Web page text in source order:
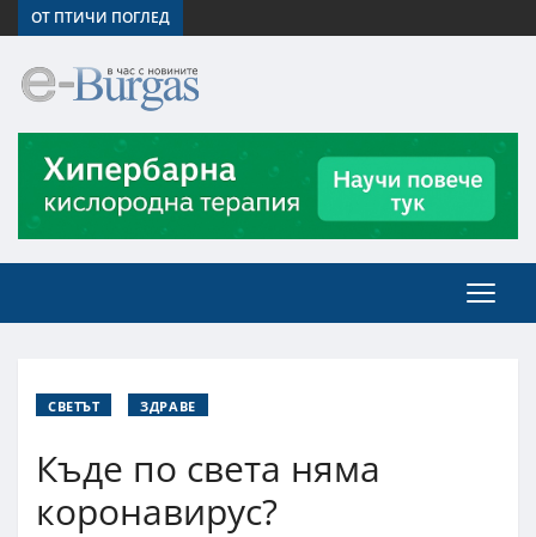
ОТ ПТИЧИ ПОГЛЕД
СВЕТЪТ ЗДРАВЕ
Къде по света няма
коронавирус?